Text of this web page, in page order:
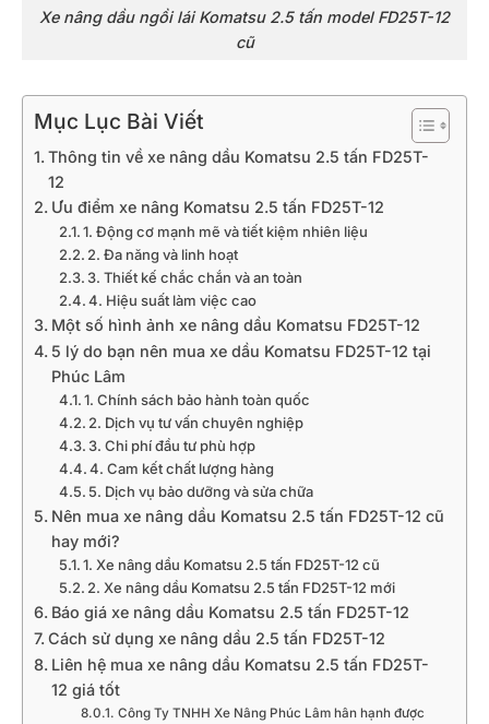
Xe nâng dầu ngồi lái Komatsu 2.5 tấn model FD25T-12
cũ
Mục Lục Bài Viết
Thông tin về xe nâng dầu Komatsu 2.5 tấn FD25T-
12
Ưu điểm xe nâng Komatsu 2.5 tấn FD25T-12
1. Động cơ mạnh mẽ và tiết kiệm nhiên liệu
2. Đa năng và linh hoạt
3. Thiết kế chắc chắn và an toàn
4. Hiệu suất làm việc cao
Một số hình ảnh xe nâng dầu Komatsu FD25T-12
5 lý do bạn nên mua xe dầu Komatsu FD25T-12 tại
Phúc Lâm
1. Chính sách bảo hành toàn quốc
2. Dịch vụ tư vấn chuyên nghiệp
3. Chi phí đầu tư phù hợp
4. Cam kết chất lượng hàng
5. Dịch vụ bảo dưỡng và sửa chữa
Nên mua xe nâng dầu Komatsu 2.5 tấn FD25T-12 cũ
hay mới?
1. Xe nâng dầu Komatsu 2.5 tấn FD25T-12 cũ
2. Xe nâng dầu Komatsu 2.5 tấn FD25T-12 mới
Báo giá xe nâng dầu Komatsu 2.5 tấn FD25T-12
Cách sử dụng xe nâng dầu 2.5 tấn FD25T-12
Liên hệ mua xe nâng dầu Komatsu 2.5 tấn FD25T-
12 giá tốt
Công Ty TNHH Xe Nâng Phúc Lâm hân hạnh được